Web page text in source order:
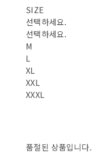
SIZE
선택하세요.
선택하세요.
M
L
XL
XXL
XXXL
품절된 상품입니다.